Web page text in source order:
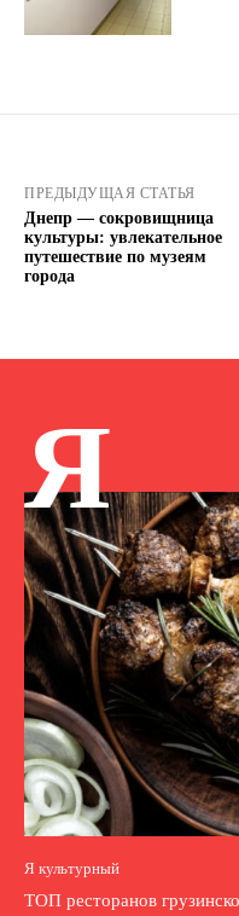
ПРЕДЫДУЩАЯ СТАТЬЯ
Днепр — сокровищница
культуры: увлекательное
путешествие по музеям
города
Я
Я культурный
ТОП ресторанов